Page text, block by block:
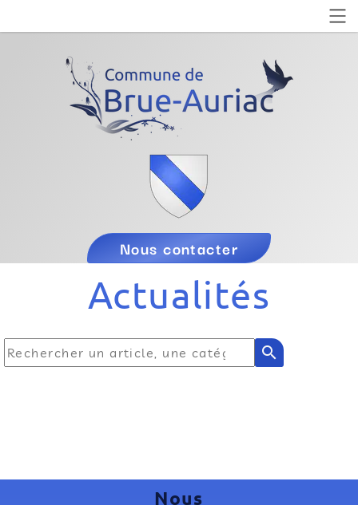
Nous contacter
Actualités
search
Nous